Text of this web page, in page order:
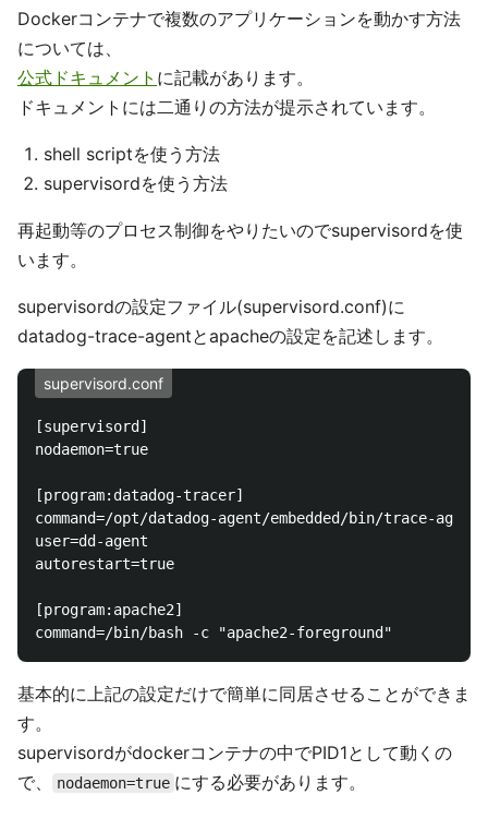
Dockerコンテナで複数のアプリケーションを動かす方法
については、
公式ドキュメント に記載があります。
ドキュメントには二通りの方法が提示されています。
shell scriptを使う方法
supervisordを使う方法
再起動等のプロセス制御をやりたいのでsupervisordを使
います。
supervisordの設定ファイル(supervisord.conf)に
datadog-trace-agentとapacheの設定を記述します。
supervisord.conf
[supervisord]
nodaemon=true
[program:datadog-tracer]
command=/opt/datadog-agent/embedded/bin/trace-agent
user=dd-agent
autorestart=true
[program:apache2]
基本的に上記の設定だけで簡単に同居させることができま
す。
supervisordがdockerコンテナの中でPID1として動くの
で、
nodaemon=true にする必要があります。